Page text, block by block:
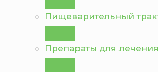
Пищеварительный
Препараты для